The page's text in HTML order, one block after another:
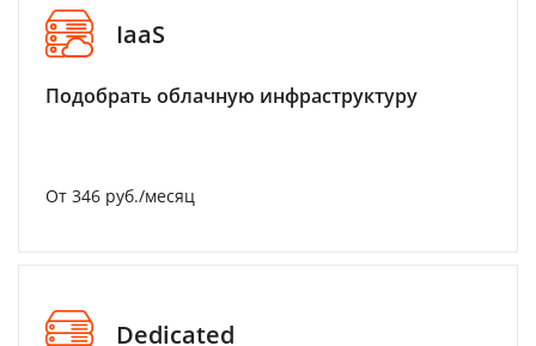
IaaS
Подобрать облачную инфраструктуру
От 346 руб./месяц
Dedicated